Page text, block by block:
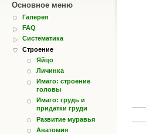
Основное меню
Галерея
FAQ
Систематика
Строение
Яйцо
Личинка
Имаго: строение
головы
Имаго: грудь и
придатки груди
Развитие муравья
Анатомия